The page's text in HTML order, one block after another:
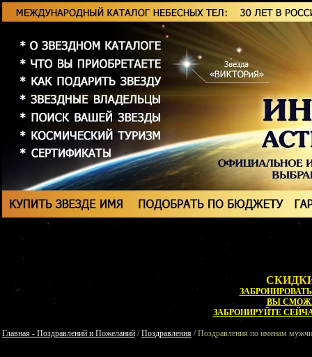
ВЫ
ЗАБРОНИРУЙТЕ
Главная - Поздравлений и Пожеланий /Поздравления / Поздравления по именам